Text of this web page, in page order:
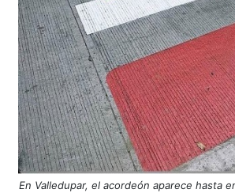
En Valledupar, el acordeón aparece hasta